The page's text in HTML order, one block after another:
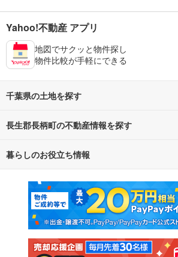
Yahoo!不動産 アプリ
地図でサクッと物件探し
物件比較が手軽にできる
千葉県の土地を探す
路線・駅から探す
通勤・通学時間から探す
長生郡長柄町の不動産情報を探す
不動産・住宅
新築マンション 中古マ
新築一戸建て 中古一
注文住宅 土地
暮らしのお役立ち情報
マンションカタログ 教えて